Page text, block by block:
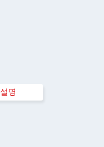
설명